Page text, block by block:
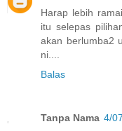
Harap lebih
itu selepas
akan berlumba2
ni....
Balas
Tanpa Nama 4/